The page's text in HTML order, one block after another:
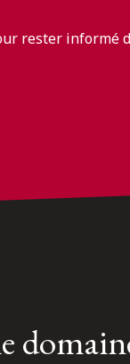
rester informé